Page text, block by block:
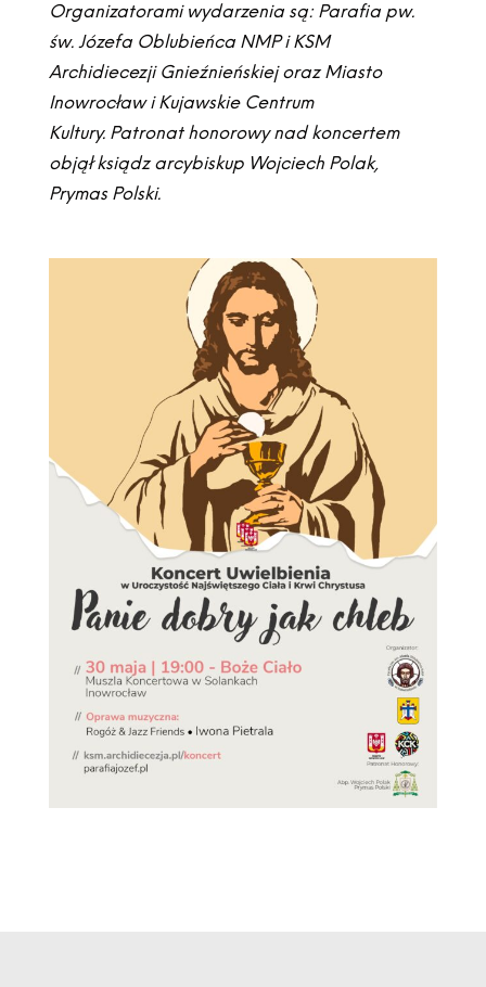
Organizatorami wydarzenia są: Parafia pw.
św. Józefa Oblubieńca NMP i KSM
Archidiecezji Gnieźnieńskiej oraz Miasto
Inowrocław i Kujawskie Centrum
Kultury. Patronat honorowy nad koncertem
objął ksiądz arcybiskup Wojciech Polak,
Prymas Polski.